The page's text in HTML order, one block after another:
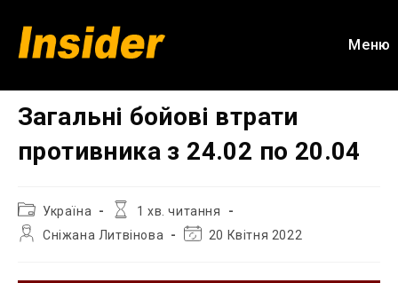
вмісту
Меню
Загальні бойові втрати
противника з 24.02 по 20.04
Категорія
запису:
Україна
Час
1 хв. читання
АвторСніжана Литвінова
Остання20 Квітня 2022